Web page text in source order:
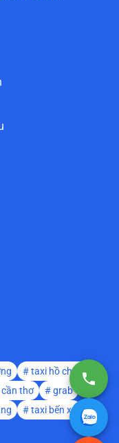
#taxi hồ chí minh
thơ #grab
#taxi bến xe